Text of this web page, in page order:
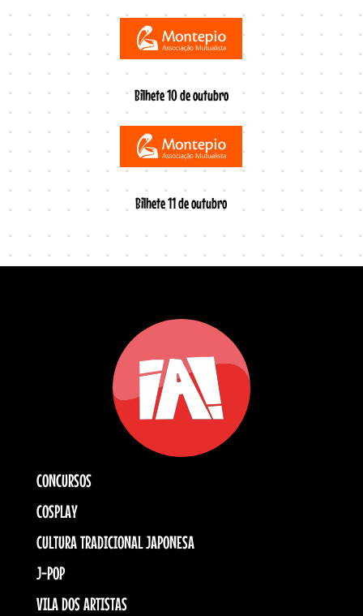
Bilhete 10 de outubro
Bilhete 11 de outubro
CONCURSOS
COSPLAY
CULTURA TRADICIONAL JAPONESA
J-POP
VILA DOS ARTISTAS